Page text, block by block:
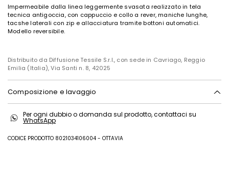
Impermeabile dalla linea leggermente svasata realizzato in tela
tecnica antigoccia, con cappuccio e collo a rever, maniche lunghe,
tacshe laterali con zip e allacciatura tramite bottoni automatici.
Modello reversibile.
Distribuito da Diffusione Tessile S.r.l., con sede in Cavriago, Reggio
Emilia (Italia), Via Santi n. 8, 42025
Composizione e lavaggio
asciugare in tamburo; asciugare appeso in ombra; ferro tiepido max
120 gradi c; lavare a secco delicato con percloroetilene; non lavare ad
Per ogni dubbio o domanda sul prodotto, contattaci su
WhatsApp
CODICE PRODOTTO 8021034106004 - OTTAVIA